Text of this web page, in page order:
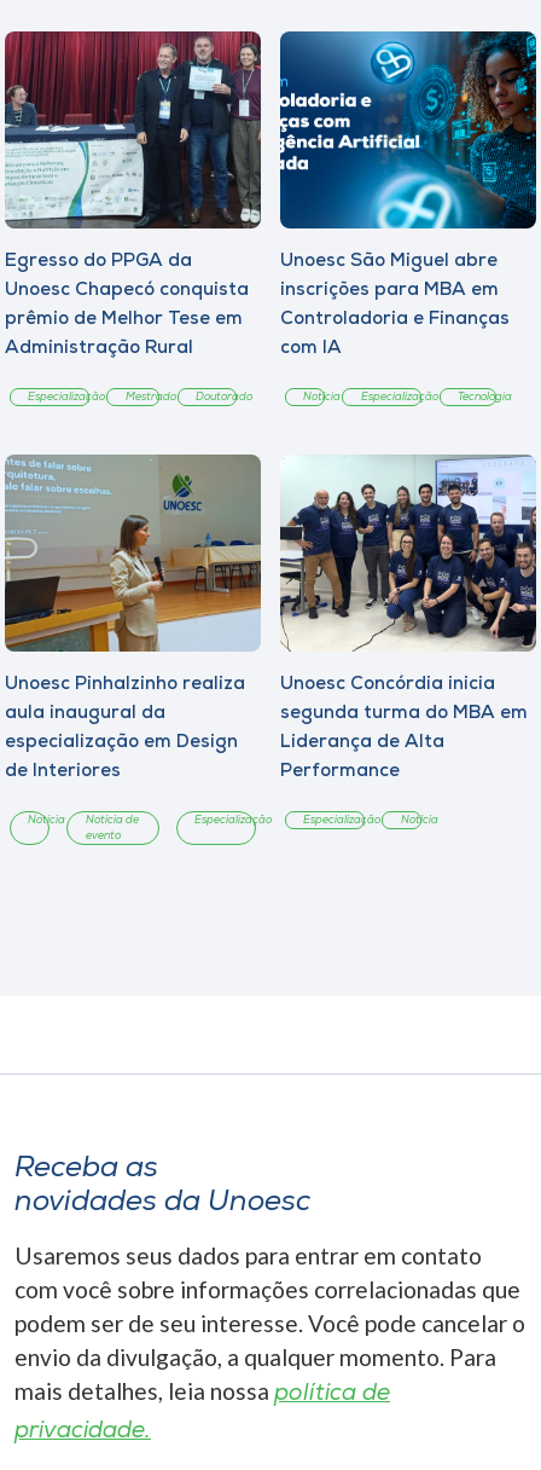
Egresso do PPGA da
Unoesc Chapecó conquista
prêmio de Melhor Tese em
Administração Rural
Especialização Mestrado Doutorado
Unoesc São Miguel abre
inscrições para MBA em
Controladoria e Finanças
com IA
Notícia Especialização Tecnologia
Unoesc Pinhalzinho realiza
aula inaugural da
especialização em Design
de Interiores
Notícia
Notícia de
evento
Especialização
Unoesc Concórdia inicia
segunda turma do MBA em
Liderança de Alta
Performance
Especialização Notícia
Receba as
novidades da Unoesc
Usaremos seus dados para entrar em contato
com você sobre informações correlacionadas que
podem ser de seu interesse. Você pode cancelar o
envio da divulgação, a qualquer momento. Para
mais detalhes, leia nossa política de
privacidade.